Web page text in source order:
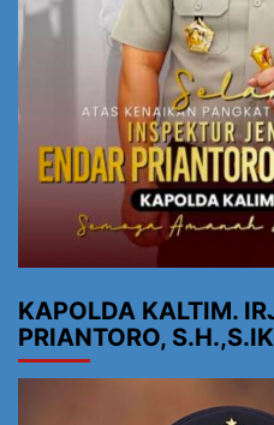
KAPOLDA KALTIM.
PRIANTORO,